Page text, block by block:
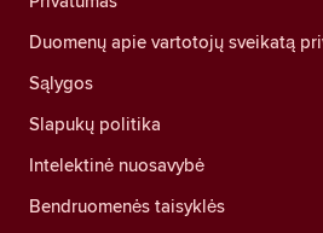
Duomenų apie vartotojų sveikatą
Sąlygos
Slapukų politika
Intelektinė nuosavybė
Bendruomenės taisyklės